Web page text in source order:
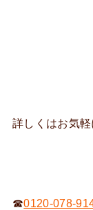
詳しくはお気軽
☎0120-078-